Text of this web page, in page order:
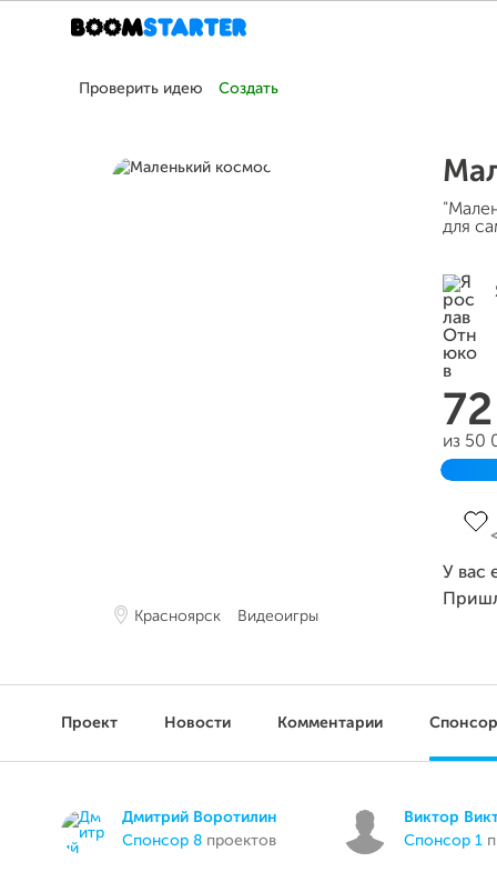
Проверить идею Создать
Красноярск Видеоигры
для
из 50
У вас
Проект Новости Комментарии
Дмитрий Воротилин
спонсор 8 проектов
Виктор
спонсор 1